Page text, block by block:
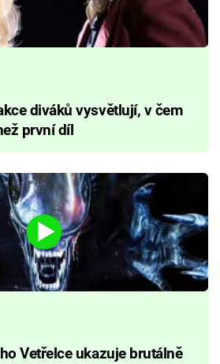
diváků vysvětlují, v čem
první díl
Vetřelce ukazuje brutálně